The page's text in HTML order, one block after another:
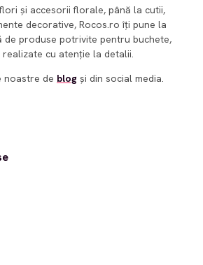
și accesorii florale, până la cutii,
decorative, Rocos.ro îți pune la
de produse potrivite pentru buchete,
cu atenție la detalii.
noastre de blog și din social media.